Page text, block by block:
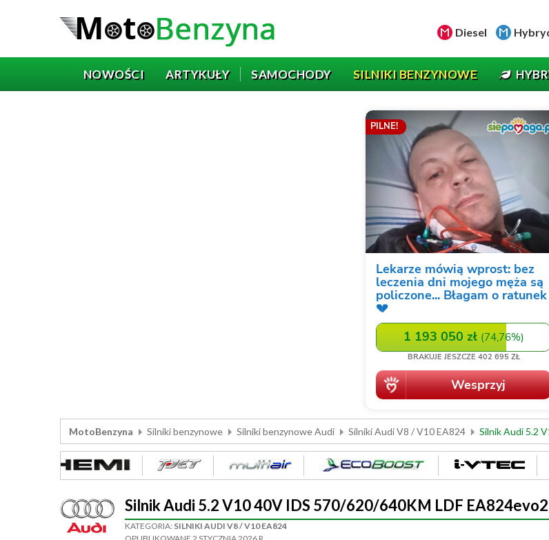
Diesel
NOWOŚCI ARTYKUŁY SAMOCHODY SILNIKI BENZYNOWE
MotoBenzyna Silniki benzynowe Silniki benzynowe Audi Silniki Audi V8 / V10 EA824 Silnik Audi 5.2
Silnik Audi 5.2 V10 40V IDS 570/620/640KM LDF EA824evo2
KATEGORIA: SILNIKI AUDI V8 / V10 EA824